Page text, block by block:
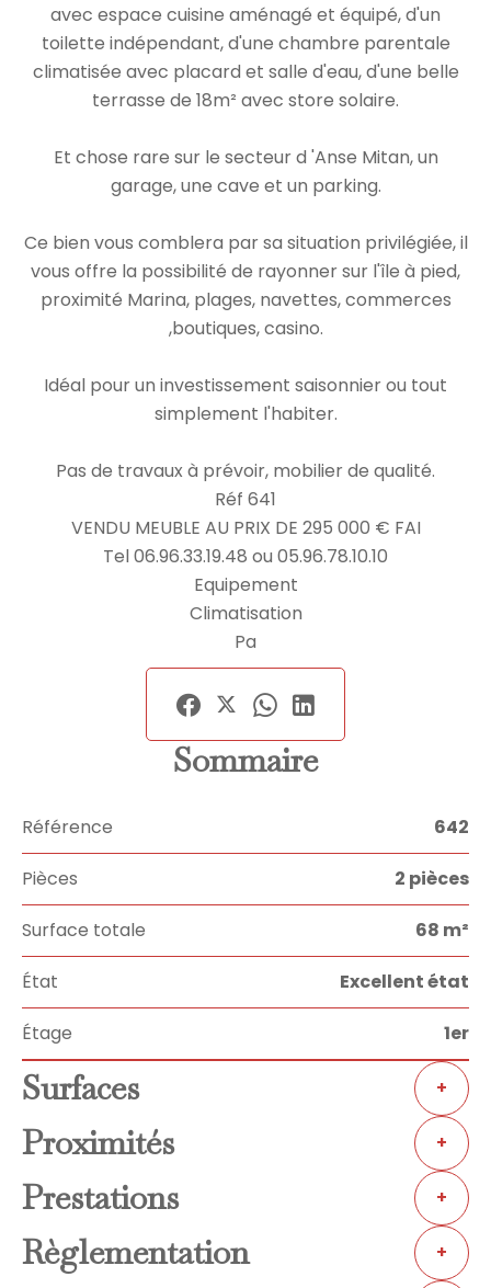
avec espace cuisine aménagé et équipé, d'un
toilette indépendant, d'une chambre parentale
climatisée avec placard et salle d'eau, d'une belle
terrasse de 18m² avec store solaire.
Et chose rare sur le secteur d 'Anse Mitan, un
garage, une cave et un parking.
Ce bien vous comblera par sa situation privilégiée, il
vous offre la possibilité de rayonner sur l'île à pied,
proximité Marina, plages, navettes, commerces
,boutiques, casino.
Idéal pour un investissement saisonnier ou tout
simplement l'habiter.
Pas de travaux à prévoir, mobilier de qualité.
Réf 641
VENDU MEUBLE AU PRIX DE 295 000 € FAI
Tel 06.96.33.19.48 ou 05.96.78.10.10
Equipement
Climatisation
Pa
Sommaire
Référence 642
Pièces 2 pièces
Surface totale 68 m²
État Excellent état
Étage 1er
Surfaces +
Proximités +
Prestations +
Règlementation +